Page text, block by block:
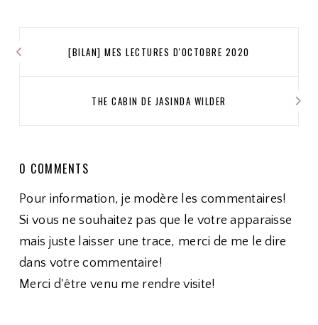
[BILAN] MES LECTURES D'OCTOBRE 2020
THE CABIN DE JASINDA WILDER
0 COMMENTS
Pour information, je modère les commentaires!
Si vous ne souhaitez pas que le votre apparaisse
mais juste laisser une trace, merci de me le dire
dans votre commentaire!
Merci d'être venu me rendre visite!